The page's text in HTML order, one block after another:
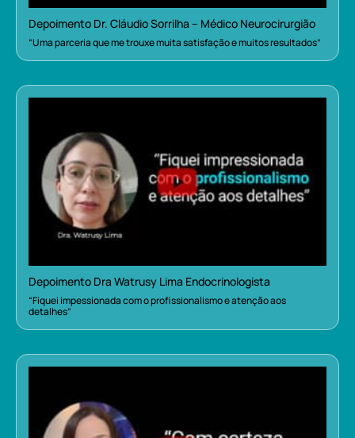
Depoimento Dr. Cláudio Sorrilha – Médico Neurocirurgião
“Uma parceria que me trouxe muita satisfação e muitos resultados”
Depoimento Dra Watrusy Lima Endocrinologista
“Fiquei impessionada com o profissionalismo e atenção aos
detalhes”